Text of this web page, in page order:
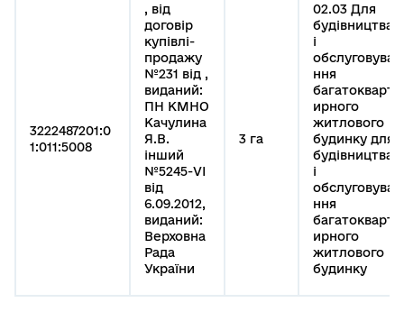
3222487201:0
1:011:5008
, від
договір
купівлі-
продажу
№231 від ,
виданий:
ПН КМНО
Качулина
Я.В.
інший
№5245-VI
від
6.09.2012,
виданий:
Верховна
Рада
України
3 га
02.03 Для
будівництва
і
обслуговува
ння
багатокварт
ирного
житлового
будинку для
будівництва
і
обслуговува
ння
багатокварт
ирного
житлового
будинку